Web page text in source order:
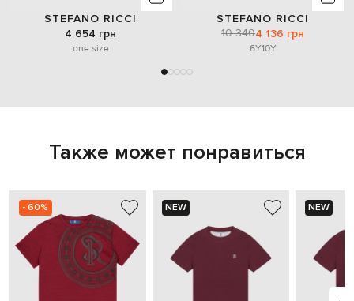
STEFANO RICCI
4 654 грн
one size
STEFANO RICCI
10 3404 136 грн
6Y10Y
Также может понравиться
- 60% NEW NEW